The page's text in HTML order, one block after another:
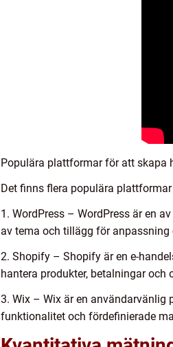
Populära plattformar för att skapa
Det finns flera populära
1. WordPress – WordPress är en
av tema och tillägg för
2. Shopify – Shopify är en e-
hantera produkter, betalningar och
3. Wix – Wix är en
funktionalitet och fördefinierade